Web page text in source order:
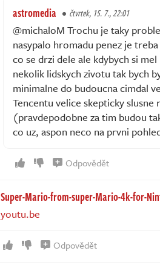
astromedia čtvrtek, 15. 7., 22:01
@michaloM Trochu je taky
nasypalo hromadu penez je
co se drzi dele ale kdybych si
nekolik lidskych zivotu tak bych
minimalne do budoucna cimdal
Tencentu velice skepticky
(pravdepodobne za tim budou
co uz, aspon neco na prvni
Odpovědět
Super-Mario-from-super-Mario-4k-for-
youtu.be
Odpovědět